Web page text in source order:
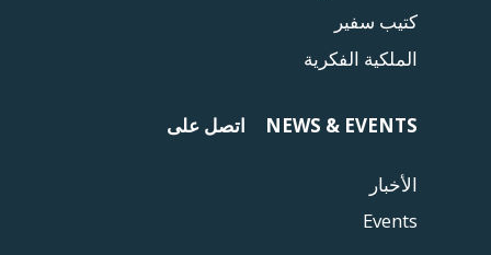
كتيب سفير
الملكية الفكرية
NEWS & EVENTS
الأخبار
Events
اتصل على